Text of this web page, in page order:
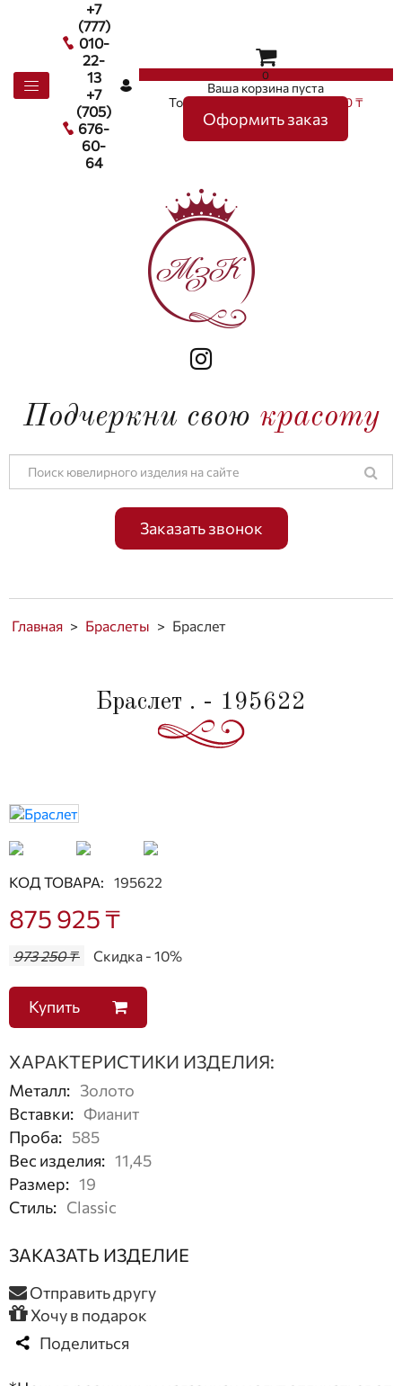
+7
(777)
010-
22-
13
+7
(705)
676-
60-
64
0
Ваша корзина пуста
Товаров в корзине
на сумму0 ₸
Оформить заказ
Подчеркни свою красоту
Заказать звонок
Главная > Браслеты > Браслет
Браслет . - 195622
КОД ТОВАРА: 195622
875 925 ₸
973 250 ₸ Скидка - 10%
Купить
ХАРАКТЕРИСТИКИ ИЗДЕЛИЯ:
Металл: Золото
Вставки: Фианит
Проба: 585
Вес изделия: 11,45
Размер: 19
Стиль: Classic
ЗАКАЗАТЬ ИЗДЕЛИЕ
Отправить другу
Хочу в подарок
Поделиться